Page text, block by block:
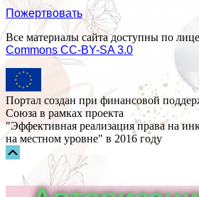
Пожертвовать
Все материалы сайта доступны по
Commons СС-BY-SA 3.0
Портал создан при финансовой
Союза в рамках проекта
"Эффективная реализация права на
на местном уровне" в 2016 году
Прокрутка
вверх